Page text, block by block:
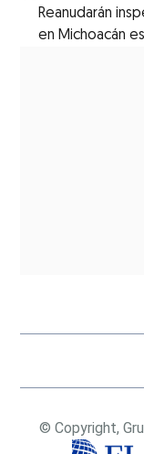
Reanudarán
en Michoacán
© Copyright,